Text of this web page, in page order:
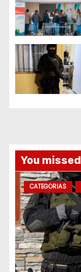
n
t
r
a
a
s
You missed
CATEGORIAS